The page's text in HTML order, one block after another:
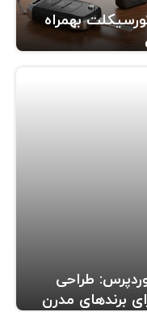
بهمراه
طراحی
برندهای مدرن